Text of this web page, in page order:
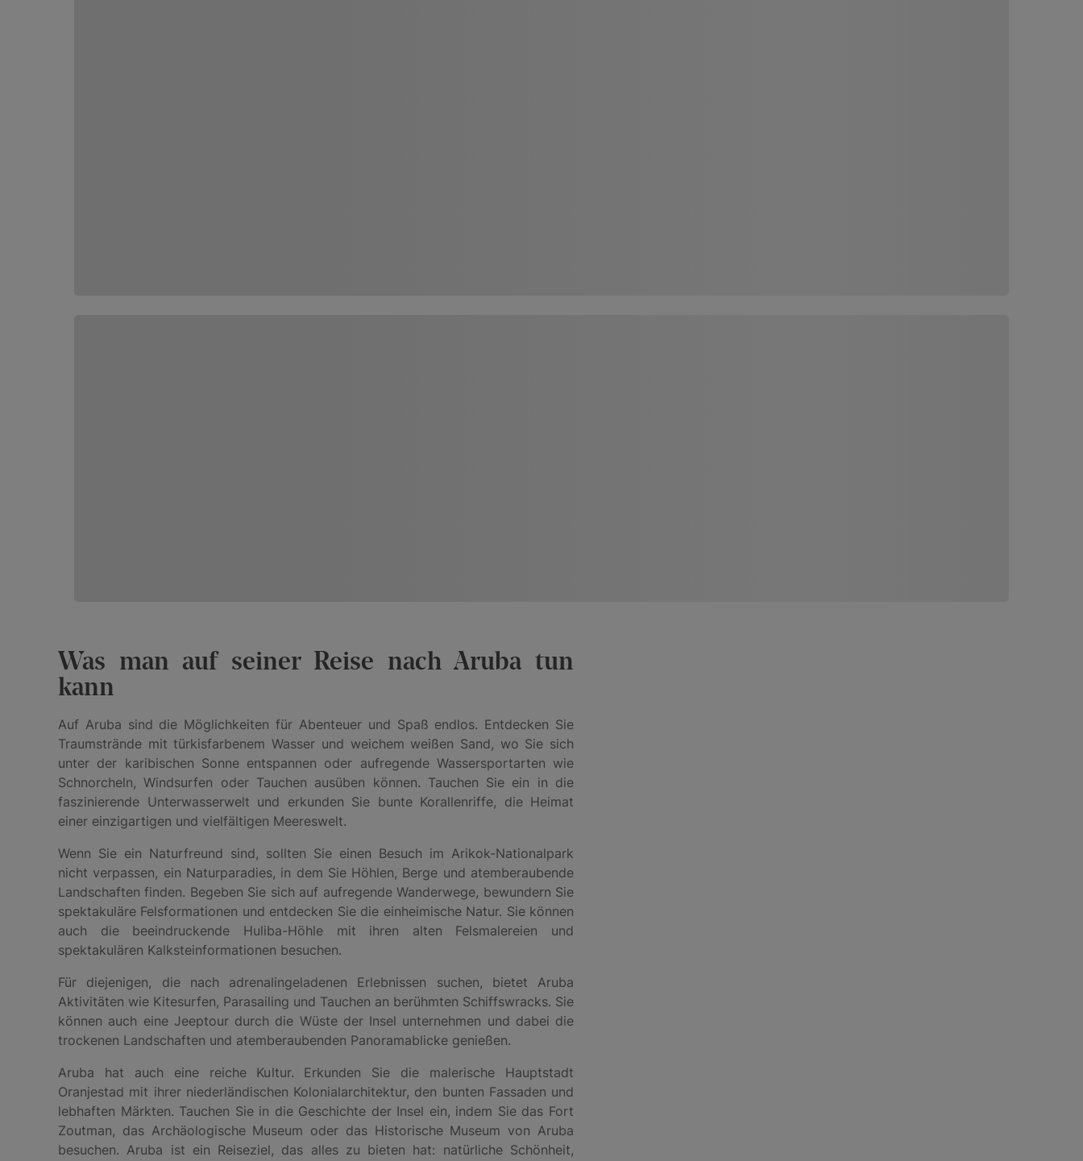
Was man auf seiner Reise nach Aruba tun
kann
Auf Aruba sind die Möglichkeiten für Abenteuer und Spaß endlos. Entdecken Sie
Traumstrände mit türkisfarbenem Wasser und weichem weißen Sand, wo Sie sich
unter der karibischen Sonne entspannen oder aufregende Wassersportarten wie
Schnorcheln, Windsurfen oder Tauchen ausüben können. Tauchen Sie ein in die
faszinierende Unterwasserwelt und erkunden Sie bunte Korallenriffe, die Heimat
einer einzigartigen und vielfältigen Meereswelt.
Wenn Sie ein Naturfreund sind, sollten Sie einen Besuch im Arikok-Nationalpark
nicht verpassen, ein Naturparadies, in dem Sie Höhlen, Berge und atemberaubende
Landschaften finden. Begeben Sie sich auf aufregende Wanderwege, bewundern Sie
spektakuläre Felsformationen und entdecken Sie die einheimische Natur. Sie können
auch die beeindruckende Huliba-Höhle mit ihren alten Felsmalereien und
spektakulären Kalksteinformationen besuchen.
Für diejenigen, die nach adrenalingeladenen Erlebnissen suchen, bietet Aruba
Aktivitäten wie Kitesurfen, Parasailing und Tauchen an berühmten Schiffswracks. Sie
können auch eine Jeeptour durch die Wüste der Insel unternehmen und dabei die
trockenen Landschaften und atemberaubenden Panoramablicke genießen.
Aruba hat auch eine reiche Kultur. Erkunden Sie die malerische Hauptstadt
Oranjestad mit ihrer niederländischen Kolonialarchitektur, den bunten Fassaden und
lebhaften Märkten. Tauchen Sie in die Geschichte der Insel ein, indem Sie das Fort
Zoutman, das Archäologische Museum oder das Historische Museum von Aruba
besuchen. Aruba ist ein Reiseziel, das alles zu bieten hat: natürliche Schönheit,